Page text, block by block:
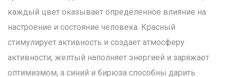
каждый цвет оказывает определенное влияние на
настроение и состояние человека. Красный
стимулирует активность и создает атмосферу
активности, желтый наполняет энергией и заряжает
оптимизмом, а синий и бирюза способны дарить